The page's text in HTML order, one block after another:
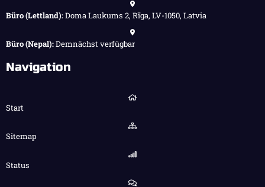
Büro (Lettland):Doma Laukums 2, Rīga, LV-1050, Latvia
Büro (Nepal):Demnächst verfügbar
Navigation
Start
Sitemap
Status